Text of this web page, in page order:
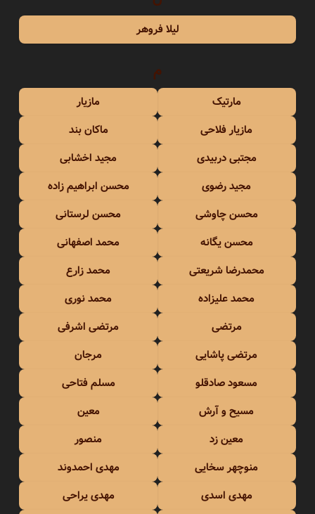
لیلا فروهر
م
مارتیک
مازیار
مازیار فلاحی
ماکان بند
مجتبی دربیدی
مجید اخشابی
مجید رضوی
محسن ابراهیم زاده
محسن چاوشی
محسن لرستانی
محسن یگانه
محمد اصفهانی
محمدرضا شریعتی
محمد زارع
محمد علیزاده
محمد نوری
مرتضی
مرتضی اشرفی
مرتضی پاشایی
مرجان
مسعود صادقلو
مسلم فتاحی
مسیح و آرش
معین
معین زد
منصور
منوچهر سخایی
مهدی احمدوند
مهدی اسدی
مهدی یراحی